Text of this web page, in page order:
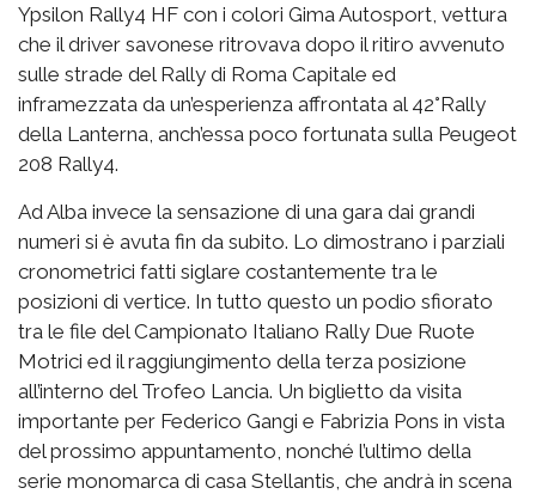
Ypsilon Rally4 HF con i colori Gima Autosport, vettura
che il driver savonese ritrovava dopo il ritiro avvenuto
sulle strade del Rally di Roma Capitale ed
inframezzata da un’esperienza affrontata al 42°Rally
della Lanterna, anch’essa poco fortunata sulla Peugeot
208 Rally4.
Ad Alba invece la sensazione di una gara dai grandi
numeri si è avuta fin da subito. Lo dimostrano i parziali
cronometrici fatti siglare costantemente tra le
posizioni di vertice. In tutto questo un podio sfiorato
tra le file del Campionato Italiano Rally Due Ruote
Motrici ed il raggiungimento della terza posizione
all’interno del Trofeo Lancia. Un biglietto da visita
importante per Federico Gangi e Fabrizia Pons in vista
del prossimo appuntamento, nonché l’ultimo della
serie monomarca di casa Stellantis, che andrà in scena